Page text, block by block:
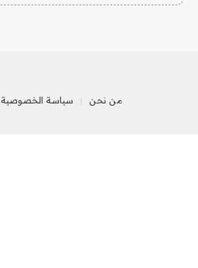
من نحن سياسة الخصوصية